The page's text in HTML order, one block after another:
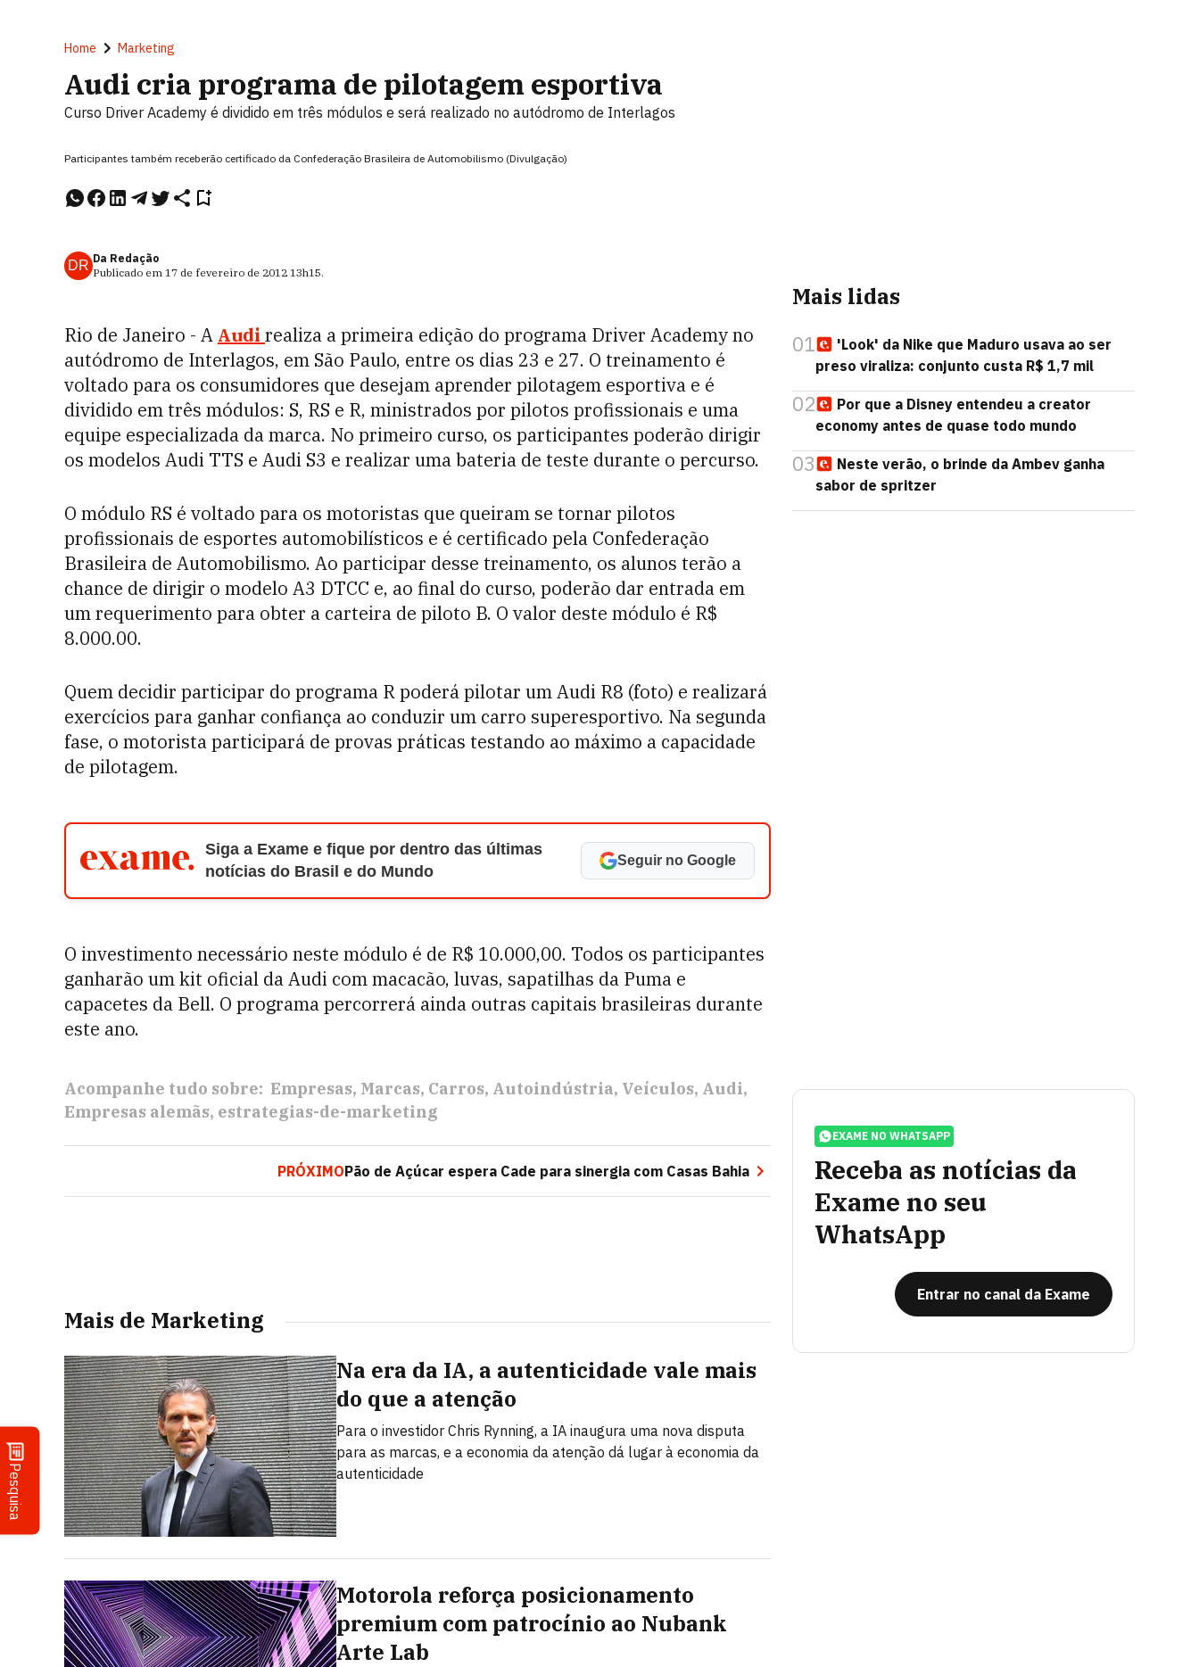
Pesquisa
Home Marketing
Audi cria programa de pilotagem esportiva
Curso Driver Academy é dividido em três módulos e será realizado no autódromo de Interlagos
Participantes também receberão certificado da Confederação Brasileira de Automobilismo (Divulgação)
DR Da Redação
Publicado em 17 de fevereiro de 2012 13h15.
Rio de Janeiro - A Audi realiza a primeira edição do programa Driver Academy no
autódromo de Interlagos, em São Paulo, entre os dias 23 e 27. O treinamento é
voltado para os consumidores que desejam aprender pilotagem esportiva e é
dividido em três módulos: S, RS e R, ministrados por pilotos profissionais e uma
equipe especializada da marca. No primeiro curso, os participantes poderão dirigir
os modelos Audi TTS e Audi S3 e realizar uma bateria de teste durante o percurso.
O módulo RS é voltado para os motoristas que queiram se tornar pilotos
profissionais de esportes automobilísticos e é certificado pela Confederação
Brasileira de Automobilismo. Ao participar desse treinamento, os alunos terão a
chance de dirigir o modelo A3 DTCC e, ao final do curso, poderão dar entrada em
um requerimento para obter a carteira de piloto B. O valor deste módulo é R$
8.000.00.
Quem decidir participar do programa R poderá pilotar um Audi R8 (foto) e realizará
exercícios para ganhar confiança ao conduzir um carro superesportivo. Na segunda
fase, o motorista participará de provas práticas testando ao máximo a capacidade
de pilotagem.
Siga a Exame e fique por dentro das últimas
notícias do Brasil e do Mundo
Seguir no Google
O investimento necessário neste módulo é de R$ 10.000,00. Todos os participantes
ganharão um kit oficial da Audi com macacão, luvas, sapatilhas da Puma e
capacetes da Bell. O programa percorrerá ainda outras capitais brasileiras durante
este ano.
Acompanhe tudo sobre: Empresas Marcas Carros Autoindústria Veículos Audi
Empresas alemãs estrategias-de-marketing
PRÓXIMOPão de Açúcar espera Cade para sinergia com Casas Bahia
Mais de Marketing
Na era da IA, a autenticidade vale mais
do que a atenção
Para o investidor Chris Rynning, a IA inaugura uma nova disputa
para as marcas, e a economia da atenção dá lugar à economia da
autenticidade
Motorola reforça posicionamento
premium com patrocínio ao Nubank
Arte Lab
Mais lidas
01
'Look' da Nike que Maduro usava ao ser
preso viraliza: conjunto custa R$ 1,7 mil
02
Por que a Disney entendeu a creator
economy antes de quase todo mundo
03
Neste verão, o brinde da Ambev ganha
sabor de spritzer
EXAME NO WHATSAPP
Receba as notícias da
Exame no seu
WhatsApp
Entrar no canal da Exame